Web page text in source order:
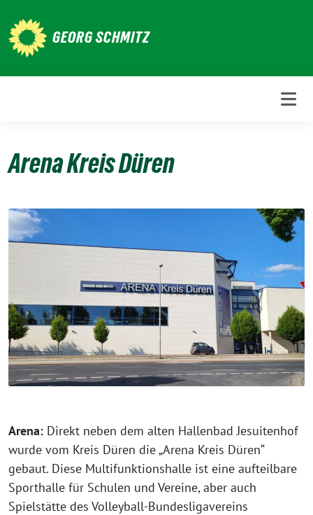
zum
Inhalt
GEORG SCHMITZ
Arena Kreis Düren
Arena: Direkt neben dem alten Hallenbad Jesuitenhof
wurde vom Kreis Düren die „Arena Kreis Düren“
gebaut. Diese Multifunktionshalle ist eine aufteilbare
Sporthalle für Schulen und Vereine, aber auch
Spielstätte des Volleyball-Bundesligavereins